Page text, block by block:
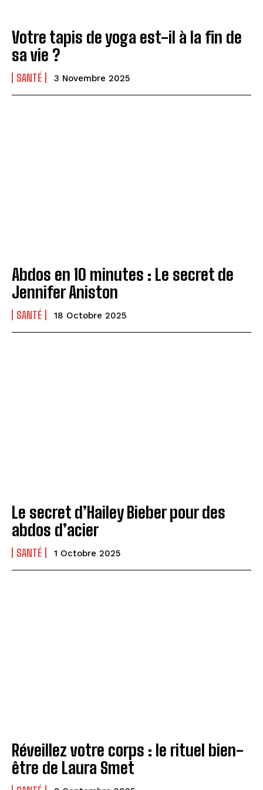
Votre tapis de yoga est-il à la fin de
sa vie ?
SANTÉ 3 Novembre 2025
Abdos en 10 minutes : Le secret de
Jennifer Aniston
SANTÉ 18 Octobre 2025
Le secret d’Hailey Bieber pour des
abdos d’acier
SANTÉ 1 Octobre 2025
Réveillez votre corps : le rituel bien-
être de Laura Smet